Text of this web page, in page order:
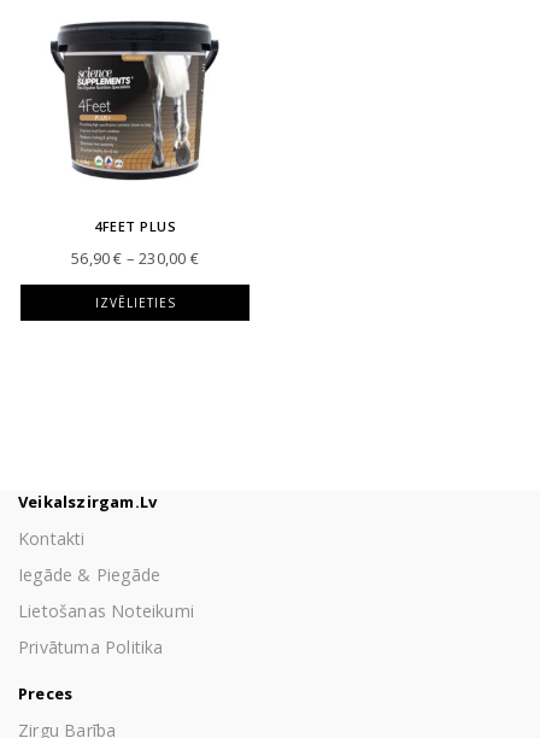
4FEET PLUS
56,90€ – 230,00 €Price
IZVĒLIETIES
Veikalszirgam.lv
Kontakti
Iegāde & Piegāde
Lietošanas Noteikumi
Privātuma Politika
Preces
Zirgu Barība